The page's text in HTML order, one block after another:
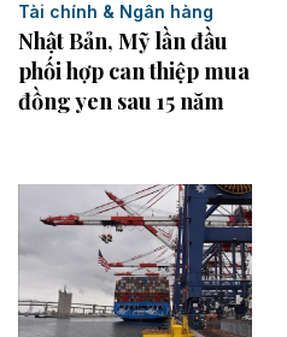
Tài chính & Ngân hàng
Nhật Bản, Mỹ lần đầu
phối hợp can thiệp mua
đồng yen sau 15 năm